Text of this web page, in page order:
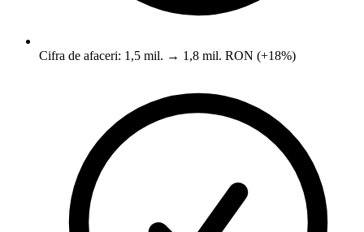
Cifra de afaceri: 1,5 mil. → 1,8 mil. RON (+18%)